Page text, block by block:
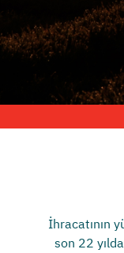
İhracatının
son 22